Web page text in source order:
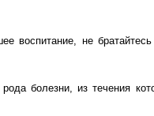
воспитание, не
болезни, из течения